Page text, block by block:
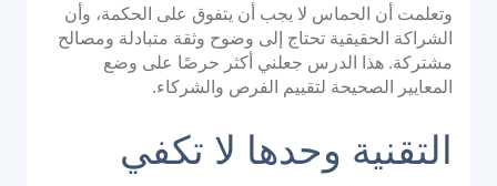
وتعلمت أن الحماس لا يجب أن يتفوق على الحكمة، وأن
الشراكة الحقيقية تحتاج إلى وضوح وثقة متبادلة ومصالح
مشتركة. هذا الدرس جعلني أكثر حرصًا على وضع
المعايير الصحيحة لتقييم الفرص والشركاء.
التقنية وحدها لا تكفي